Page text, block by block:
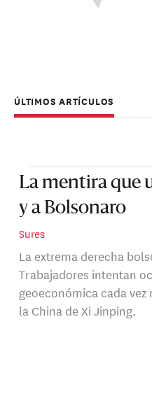
ÚLTIMOS ARTÍCULOS
La mentira que
y a Bolsonaro
Sures
La extrema derecha
Trabajadores intentan
geoeconómica cada
la China de Xi Jinping.